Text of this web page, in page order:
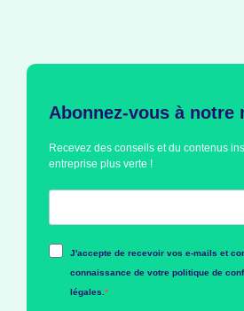
Abonnez-vous à notre
Recevez des conseils et du contenus
entreprise plus verte !
J'accepte de recevoir vos e-mails et
connaissance de votre politique de
légales.